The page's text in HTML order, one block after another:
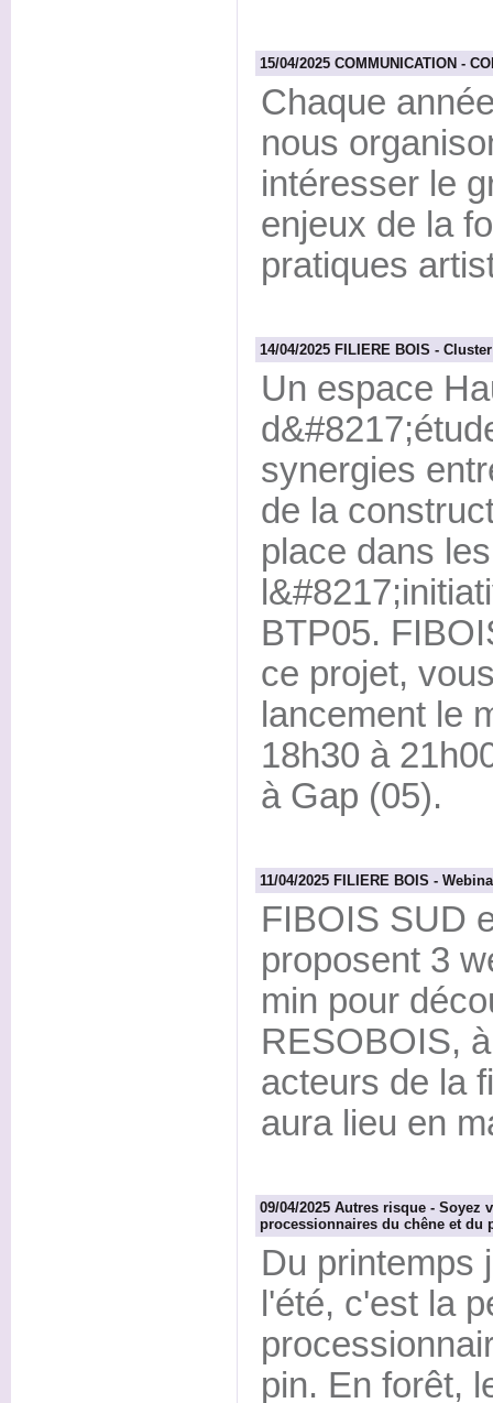
15/04/2025 COMMUNICATION -
Chaque
nous
intéresser le
enjeux de la
pratiques
14/04/2025 FILIERE BOIS -
Un espace
synergies
de la
place dans
BTP05.
ce projet,
lancement le
18h30 à
à Gap (05).
11/04/2025 FILIERE BOIS -
FIBOIS SUD
proposent 3
min pour
RESOBOIS,
acteurs de la
aura lieu en
09/04/2025 Autres risque -
processionnaires du chêne et du
Du printemps
l'été, c'est la
pin. En forêt,